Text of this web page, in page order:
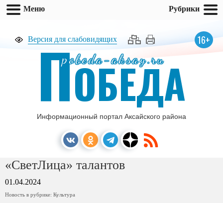
Версия для слабовидящих 16+
pobeda-aksay.ru
ПОБЕДА
Информационный портал Аксайского района
«СветЛица» талантов
01.04.2024
Новость в рубрике: Культура
Меню Рубрики